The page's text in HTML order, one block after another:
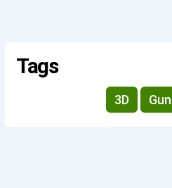
Tags
3D Gun